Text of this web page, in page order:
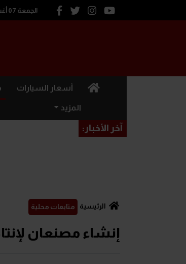
الجمعة 07 أغسطس 2026
(current) أسعار السيارات
المزيد
آخر الأخبار:
الرئيسية متابعات محلية
إنشاء مصنعان